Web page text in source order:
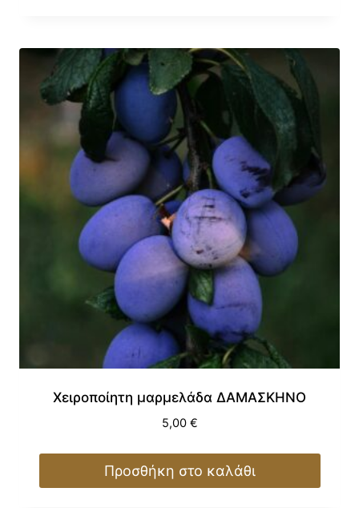
Χειροποίητη μαρμελάδα ΔΑΜΑΣΚΗΝΟ
5,00 €
Προσθήκη στο καλάθι